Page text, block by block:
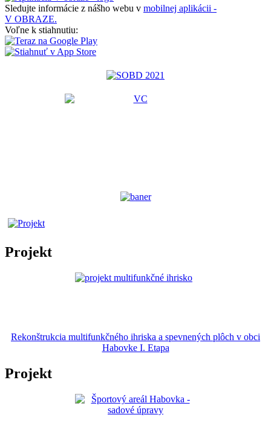
Sledujte informácie z nášho webu v mobilnej aplikácii -
V OBRAZE.
Voľne k stiahnutiu:
Projekt
Rekonštrukcia multifunkčného ihriska a spevnených plôch v obci
Habovke I. Etapa
Projekt